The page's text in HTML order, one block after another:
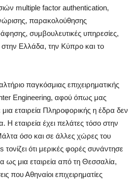
multiple factor authentication,
παρακολούθησης
συμβουλευτικές υπηρεσίες,
Ελλάδα, την Κύπρο και το
παγκόσμιας επιχειρηματικής
Engineering, αφού όπως μας
εταιρεία Πληροφορικής η έδρα δεν
Η εταιρεία έχει πελάτες τόσο στην
όσο και σε άλλες χώρες του
ότι μερικές φορές συνάντησε
μια εταιρεία από τη Θεσσαλία,
που Αθηναίοι επιχειρηματίες